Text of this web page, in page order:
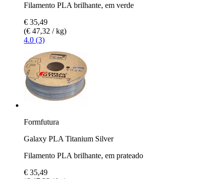
Filamento PLA brilhante, em verde
€ 35,49
(€ 47,32 / kg)
4.0 (3)
Formfutura
Galaxy PLA Titanium Silver
Filamento PLA brilhante, em prateado
€ 35,49